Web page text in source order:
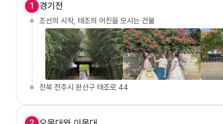
1 경기전
조선의 시작, 태조의 어진을 모시는 건물
전북 전주시 완산구 태조로 44